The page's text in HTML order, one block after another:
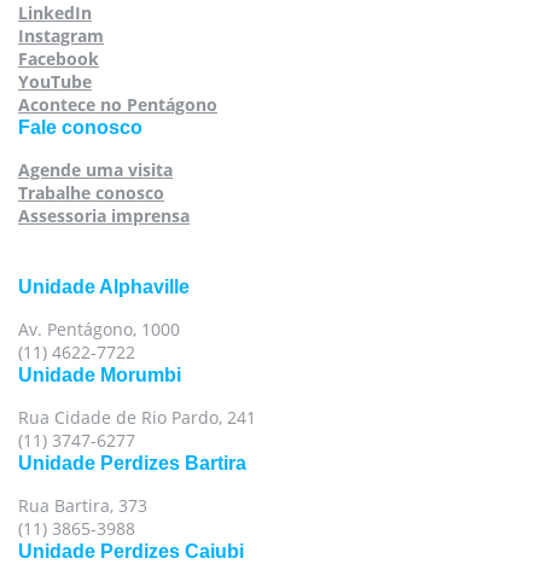
LinkedIn
Instagram
Facebook
YouTube
Acontece no Pentágono
Fale conosco
Agende uma visita
Trabalhe conosco
Assessoria imprensa
Unidade Alphaville
Av. Pentágono, 1000
(11) 4622-7722
Unidade Morumbi
Rua Cidade de Rio Pardo, 241
(11) 3747-6277
Unidade Perdizes Bartira
Rua Bartira, 373
(11) 3865-3988
Unidade Perdizes Caiubi